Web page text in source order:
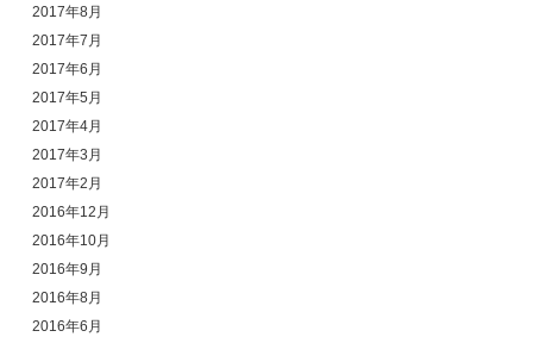
2017年8月
2017年7月
2017年6月
2017年5月
2017年4月
2017年3月
2017年2月
2016年12月
2016年10月
2016年9月
2016年8月
2016年6月